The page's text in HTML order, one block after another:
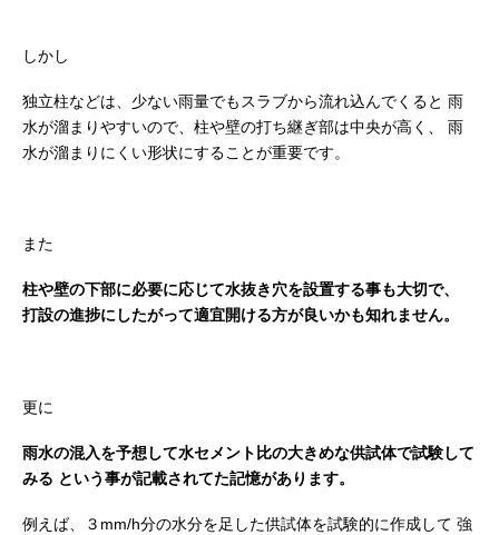
しかし
独立柱などは、少ない雨量でもスラブから流れ込んでくると 雨
水が溜まりやすいので、柱や壁の打ち継ぎ部は中央が高く、
雨
水が溜まりにくい形状にすることが重要です。
また
柱や壁の下部に必要に応じて水抜き穴を設置する事も大切で、
打設の進捗にしたがって適宜開ける方が良いかも知れません。
更に
雨水の混入を予想して水セメント比の大きめな供試体で試験して
みる という事が記載されてた記憶があります。
例えば、３mm/h分の水分を足した供試体を試験的に作成して 強